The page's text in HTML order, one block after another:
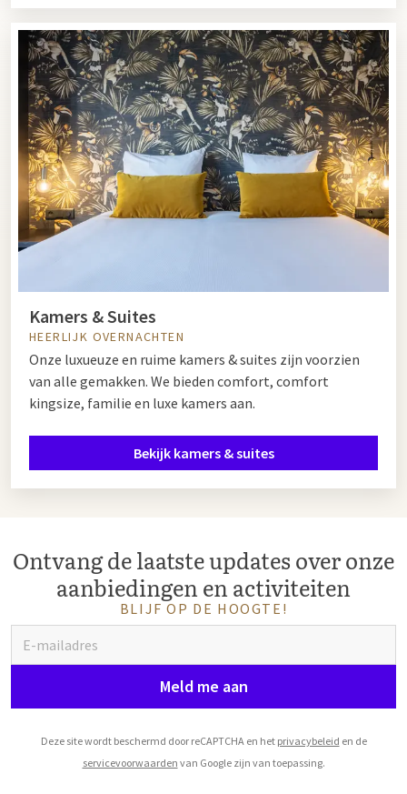
Kamers & Suites
HEERLIJK OVERNACHTEN
Onze luxueuze en ruime kamers & suites zijn voorzien
van alle gemakken. We bieden comfort, comfort
kingsize, familie en luxe kamers aan.
Bekijk kamers & suites
Ontvang de laatste updates over onze
aanbiedingen en activiteiten
BLIJF OP DE HOOGTE!
Meld me aan
Deze site wordt beschermd door reCAPTCHA en het privacybeleid en de
servicevoorwaarden van Google zijn van toepassing.